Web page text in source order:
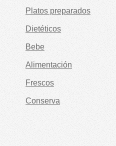
Platos preparados
Dietéticos
Bebe
Alimentación
Frescos
Conserva